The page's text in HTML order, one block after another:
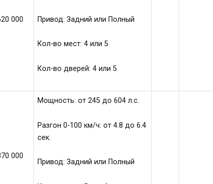
000
Привод: Задний или Полный
Кол-во мест: 4 или 5
Кол-во дверей: 4 или 5
000
Мощность: от 245 до 604 л.с.
Разгон 0-100 км/ч: от 4.8 до 6.4
сек.
Привод: Задний или Полный